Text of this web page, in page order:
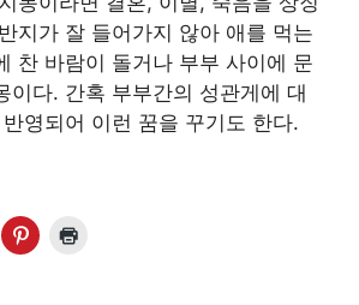
지가 잘 들어가지 않아 애를 먹는
찬 바람이 돌거나 부부 사이에 문
이다. 간혹 부부간의 성관게에 대
영되어 이런 꿈을 꾸기도 한다.